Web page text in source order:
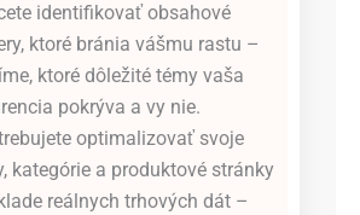
identifikovať obsahové
ktoré bránia vášmu rastu –
ktoré dôležité témy vaša
pokrýva a vy nie.
optimalizovať svoje
kategórie a produktové stránky
reálnych trhových dát –